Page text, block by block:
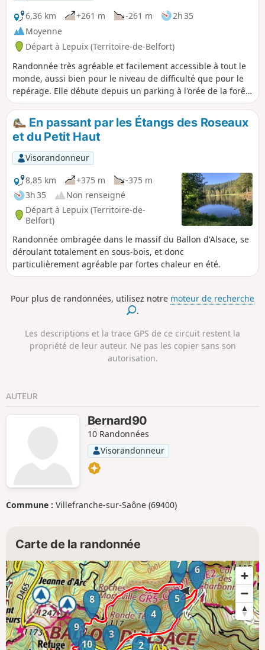
6,36 km
+261 m -261 m
2h 35
Moyenne
Départ à Lepuix (Territoire-de-Belfort)
Randonnée très agréable et facilement accessible à tout le
monde, aussi bien pour le niveau de difficulté que pour le
repérage. Elle débute depuis un parking à l'orée de la forêt
et emprunte, pour l'essentiel, une route forestière. Celle-ci
passe devant les magnifiques cascades du Rummel, puis
mène au très beau site de l'Étang des Roseaux. Ensuite, on
traverse brièvement la forêt du Plain de l'Épine pour arriver
à la clairière de la Grande Goutte et son refuge, havre de
paix entre Haute-Saône et Ballon d'Alsace .
En passant par les Étangs des Roseaux
et du Petit Haut
Visorandonneur
8,85 km
+375 m
-375 m
3h 35
Non renseigné
Départ à Lepuix (Territoire-de-
Belfort)
Randonnée ombragée dans le massif du Ballon d'Alsace, se
déroulant totalement en sous-bois, et donc
particulièrement agréable par fortes chaleur en été.
Pour plus de randonnées, utilisez notre moteur de recherche
.
Les descriptions et la trace GPS de ce circuit restent la
propriété de leur auteur. Ne pas les copier sans son
autorisation.
AUTEUR
Bernard90
10 Randonnées
Visorandonneur
Commune : Villefranche-sur-Saône (69400)
Carte de la randonnée
2
3
4
5
6
7
8
9
10